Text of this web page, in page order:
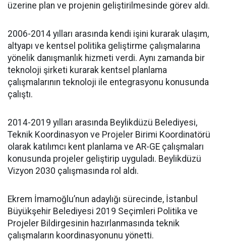
üzerine plan ve projenin geliştirilmesinde görev aldı.
2006-2014 yılları arasında kendi işini kurarak ulaşım,
altyapı ve kentsel politika geliştirme çalışmalarına
yönelik danışmanlık hizmeti verdi. Aynı zamanda bir
teknoloji şirketi kurarak kentsel planlama
çalışmalarının teknoloji ile entegrasyonu konusunda
çalıştı.
2014-2019 yılları arasında Beylikdüzü Belediyesi,
Teknik Koordinasyon ve Projeler Birimi Koordinatörü
olarak katılımcı kent planlama ve AR-GE çalışmaları
konusunda projeler geliştirip uyguladı. Beylikdüzü
Vizyon 2030 çalışmasında rol aldı.
Ekrem İmamoğlu’nun adaylığı sürecinde, İstanbul
Büyükşehir Belediyesi 2019 Seçimleri Politika ve
Projeler Bildirgesinin hazırlanmasında teknik
çalışmaların koordinasyonunu yönetti.